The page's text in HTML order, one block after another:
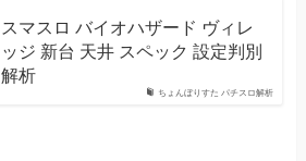
ちょんぼりすた パチスロ解析
スマスロ バイオハザード ヴィレ
ッジ 新台 天井 スペック 設定判別
解析